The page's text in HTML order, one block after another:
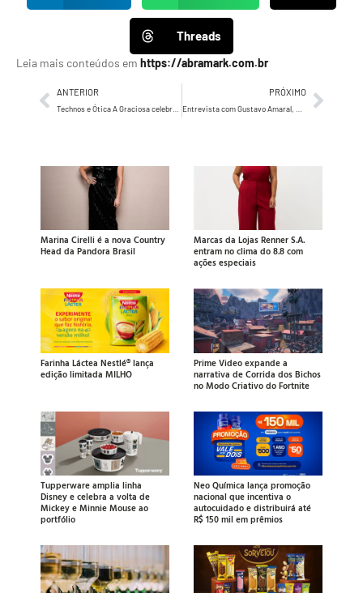
Threads
Leia mais conteúdos em https://abramark.com.br
ANTERIOR PRÓXIMO
Marina Cirelli é a nova Country
Head da Pandora Brasil
Marcas da Lojas Renner S.A.
entram no clima do 8.8 com
ações especiais
Farinha Láctea Nestlé® lança
edição limitada MILHO
Prime Video expande a
narrativa de Corrida dos Bichos
no Modo Criativo do Fortnite
Tupperware amplia linha
Disney e celebra a volta de
Mickey e Minnie Mouse ao
portfólio
Neo Química lança promoção
nacional que incentiva o
autocuidado e distribuirá até
R$ 150 mil em prêmios